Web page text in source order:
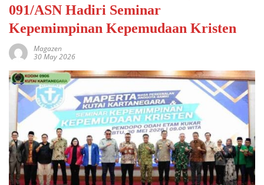
091/ASN Hadiri Seminar
Kepemimpinan Kepemudaan Kristen
Magazen
30 May 2026